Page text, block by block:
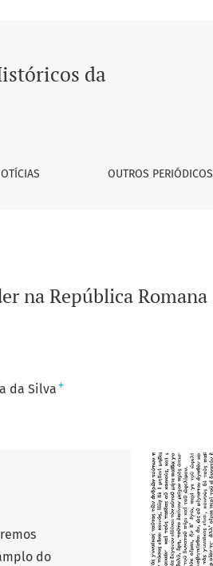
da
OUTROS PERIÓDICOS
na República Romana
da Silva +
do